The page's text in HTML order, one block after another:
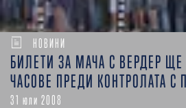
НОВИНИ
БИЛЕТИ ЗА МАЧА С ВЕРДЕР ЩЕ
ЧАСОВЕ ПРЕДИ КОНТРОЛАТА С
31 юли 2008